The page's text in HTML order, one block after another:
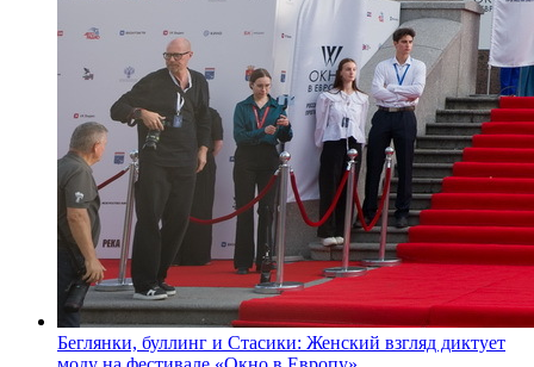
Беглянки, буллинг и Стасики: Женский взгляд диктует